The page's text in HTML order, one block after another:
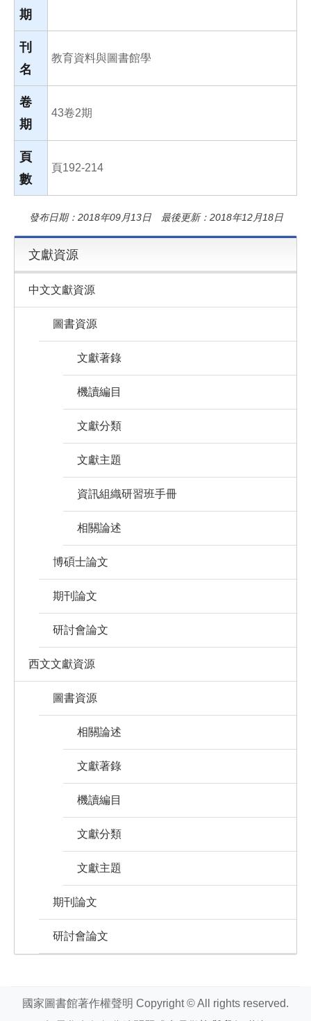
期
刊
名
教育資料與圖書館學
卷
期
43卷2期
頁
數
頁192-214
發布日期：2018年09月13日 最後更新：2018年12月18日
文獻資源
中文文獻資源
圖書資源
文獻著錄
機讀編目
文獻分類
文獻主題
資訊組織研習班手冊
相關論述
博碩士論文
期刊論文
研討會論文
西文文獻資源
圖書資源
相關論述
文獻著錄
機讀編目
文獻分類
文獻主題
期刊論文
研討會論文
國家圖書館著作權聲明 Copyright © All rights reserved.